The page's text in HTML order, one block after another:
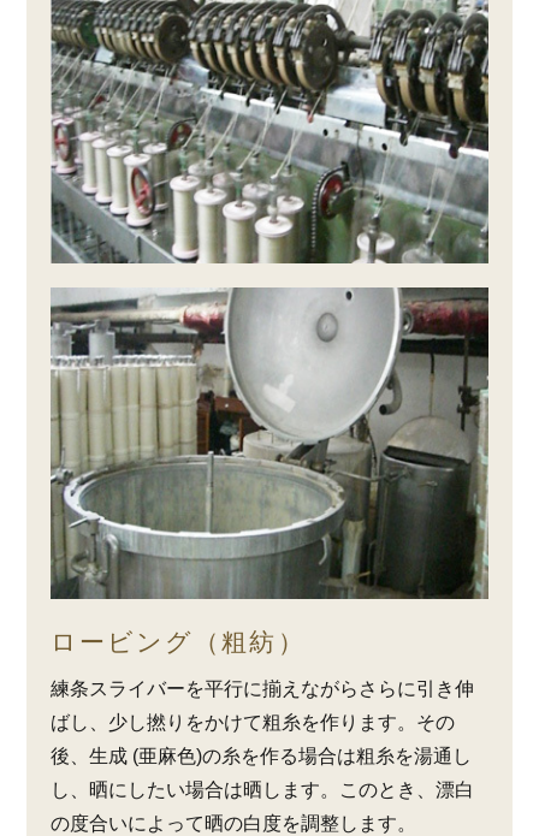
ロービング（粗紡）
練条スライバーを平行に揃えながらさらに引き伸
ばし、少し撚りをかけて粗糸を作ります。その
後、生成 (亜麻色)の糸を作る場合は粗糸を湯通し
し、晒にしたい場合は晒します。このとき、漂白
の度合いによって晒の白度を調整します。